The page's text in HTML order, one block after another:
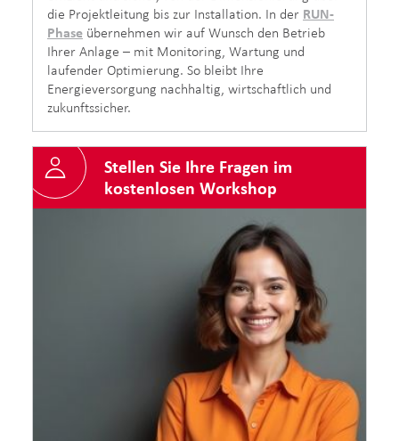
die Projektleitung bis zur Installation. In der RUN-
Phase übernehmen wir auf Wunsch den Betrieb
Ihrer Anlage – mit Monitoring, Wartung und
laufender Optimierung. So bleibt Ihre
Energieversorgung nachhaltig, wirtschaftlich und
zukunftssicher.
Stellen Sie Ihre Fragen im
kostenlosen Workshop